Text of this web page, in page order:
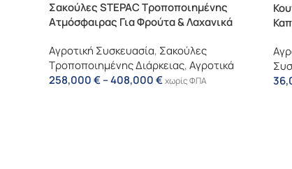
Σακούλες STEPAC Τροποποιημένης
Ατμόσφαιρας Για Φρούτα & Λαχανικά
Αγροτική Συσκευασία, Σακούλες
Τροποποιημένης Διάρκειας,Αγροτικά
258,000€–408,000€χωρίς ΦΠΑ